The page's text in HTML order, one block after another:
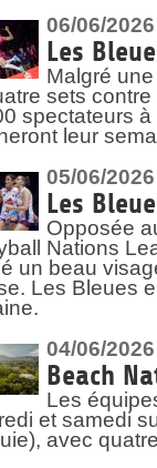
06/06/2026
Les
Malgré
sets
spectateurs
leur
05/06/2026
Les
Opposée
Nations
un beau
Les Bleues
04/06/2026
Beach
Les
et samedi
avec